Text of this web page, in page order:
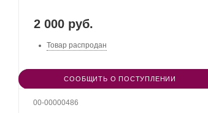
2 000 руб.
Товар распродан
СООБЩИТЬ О ПОСТУПЛЕНИИ
00-00000486